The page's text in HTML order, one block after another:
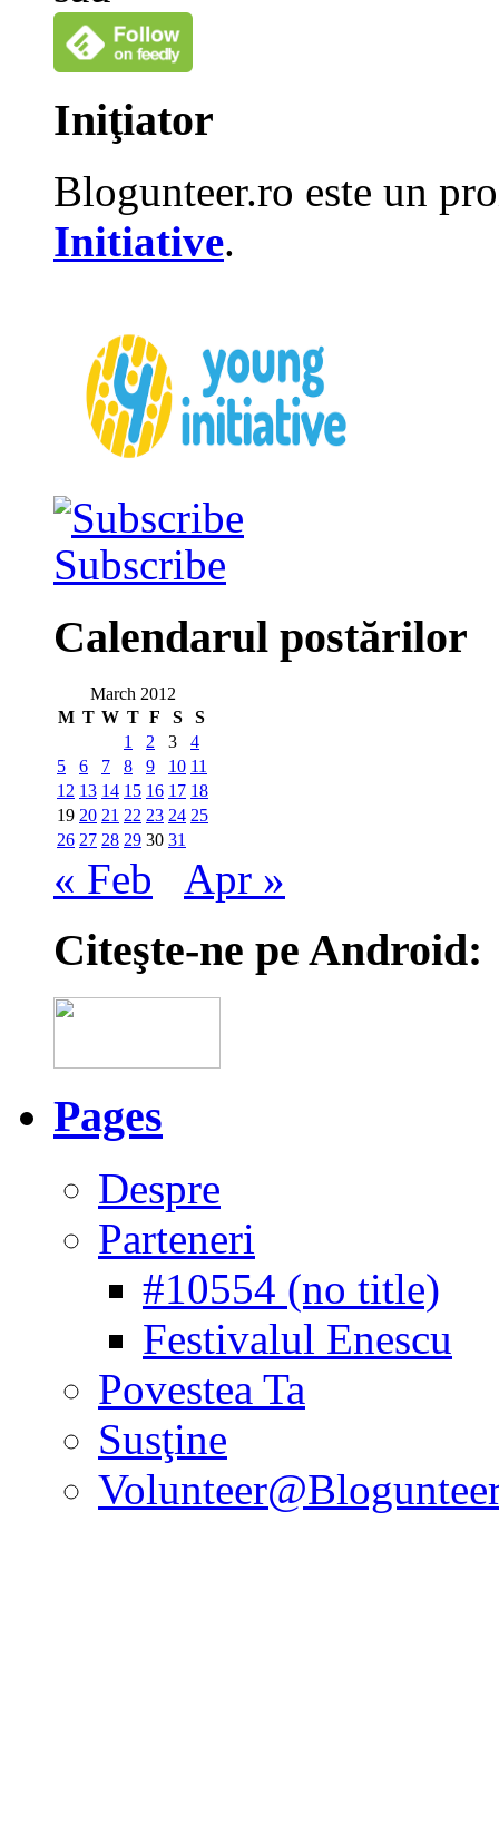
Iniţiator
Blogunteer.ro este un
Initiative.
Subscribe
Calendarul postărilor
March 2012
M T W T F S
S
1
2 3
4
5
6 7 8 9 10 11
12 13 14 15 16 17 18
19 20 21 22 23 24 25
26 27 28 29 30 31
« Feb Apr »
Citeşte-ne pe Android:
Pages
Despre
Parteneri
#10554 (no title)
Festivalul Enescu
Povestea Ta
Susţine